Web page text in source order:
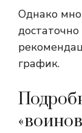
Однако
график.